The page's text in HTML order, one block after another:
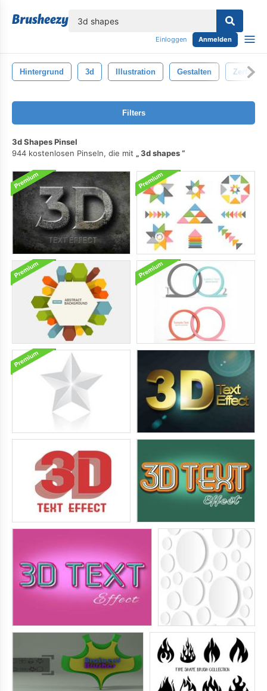
Einloggen Anmelden
Hintergrund 3d Illustration Gestalten Zerfall
Filters
3d Shapes Pinsel
944 kostenlosen Pinseln, die mit
3d shapes